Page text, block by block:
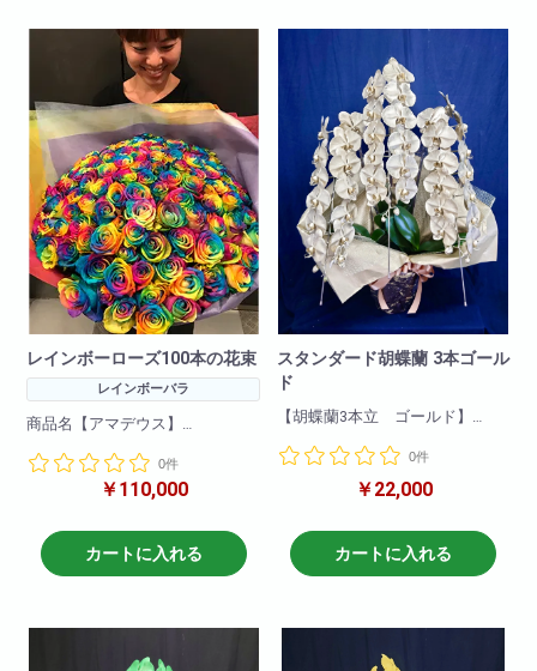
頂ければ大丈夫です。
※お花の仕入れの関係上入荷出来
ない場合もございますので
ご了承下さいませ。
ご了承下さいませ。
レインボーローズ100本の花束
レインボーバラ
商品名【アマデウス】
花言葉=奇跡
ズを贅沢に100本使用した花束で
す。
きれいな色合いでサプライズに
本数は準備しておりますが、事
0件
￥110,000
カートに入れる
スタンダード胡蝶蘭 3本ゴール
ド
【胡蝶蘭3本立 ゴールド】
蘭と比べて目立つこと間違いな
就任祝い・開店祝いにとても適
お取引き先などに送っても失礼
がなく、申し分のない商品で
ぜひおすすめいたします!
0件
￥22,000
カートに入れる